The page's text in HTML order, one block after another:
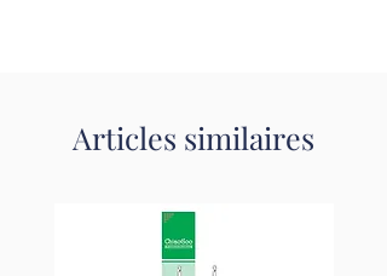
Articles similaires